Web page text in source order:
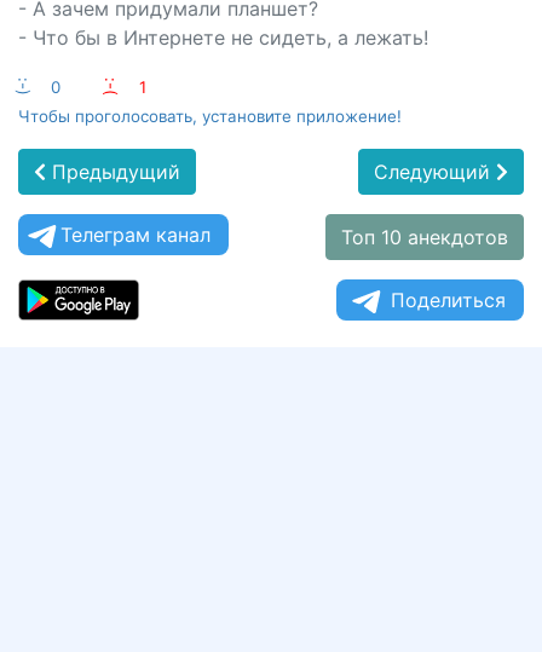
- А зачем придумали планшет?
- Что бы в Интернете не сидеть, а лежать!
:-) 0 :-(
1
Чтобы проголосовать, установите приложение!
Предыдущий Следующий
Телеграм канал Топ 10 анекдотов
Поделиться